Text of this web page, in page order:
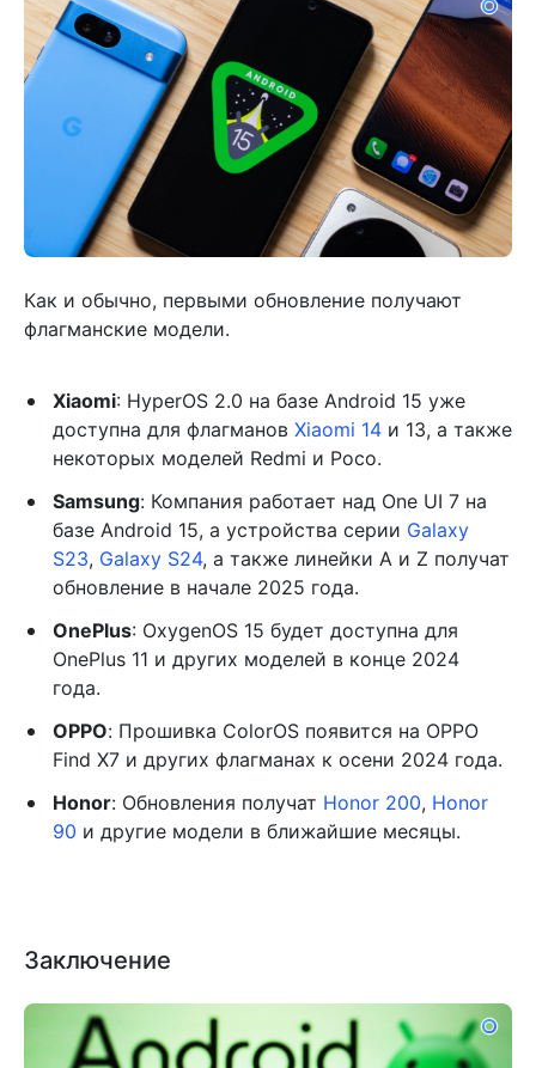
Как и обычно, первыми обновление получают
флагманские модели.
Xiaomi: HyperOS 2.0 на базе Android 15 уже
доступна для флагманов Xiaomi 14 и 13, а также
некоторых моделей Redmi и Poco.
Samsung: Компания работает над One UI 7 на
базе Android 15, а устройства серии Galaxy
S23, Galaxy S24, а также линейки A и Z получат
обновление в начале 2025 года.
OnePlus: OxygenOS 15 будет доступна для
OnePlus 11 и других моделей в конце 2024
года.
OPPO: Прошивка ColorOS появится на OPPO
Find X7 и других флагманах к осени 2024 года.
Honor: Обновления получат Honor 200, Honor
90 и другие модели в ближайшие месяцы.
Заключение